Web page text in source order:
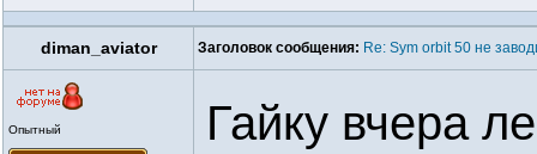
diman_aviator Заголовок сообщения: Re: Sym orbit 50 не
Опытный Гайку вчера